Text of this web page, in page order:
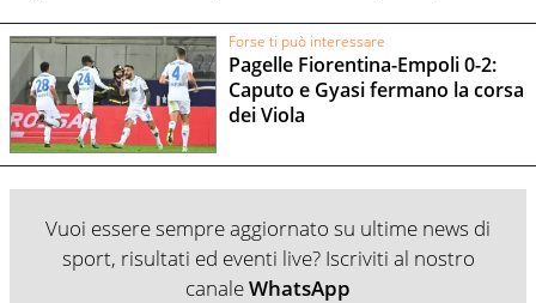
Forse ti può interessare
Pagelle Fiorentina-Empoli 0-2:
Caputo e Gyasi fermano la corsa
dei Viola
Vuoi essere sempre aggiornato su ultime news di
sport, risultati ed eventi live? Iscriviti al nostro
canaleWhatsApp